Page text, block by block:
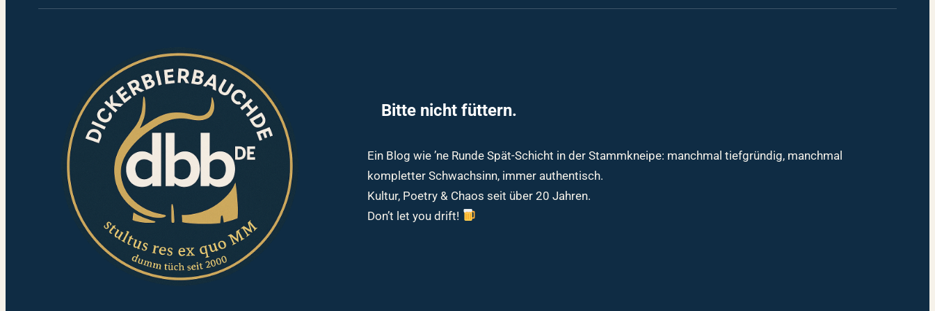
Bitte nicht füttern.
Ein Blog wie ’ne Runde Spät-Schicht in der Stammkneipe: manchmal tiefgründig, manchmal
kompletter Schwachsinn, immer authentisch.
Kultur, Poetry & Chaos seit über 20 Jahren.
Don’t let you drift!